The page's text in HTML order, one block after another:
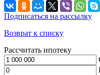
Подписаться на рассылку
Возврат к списку
Рассчитать ипотеку